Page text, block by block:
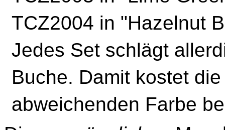
TCZ2004 in "Hazelnut
Jedes Set schlägt
Buche. Damit kostet
abweichenden Farbe